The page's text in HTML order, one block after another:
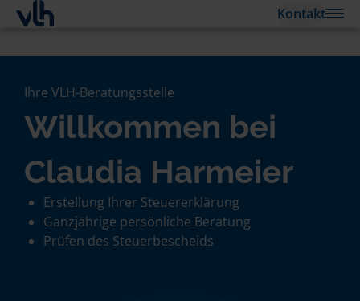
Kontakt
Ihre VLH-Beratungsstelle
Willkommen bei
Claudia Harmeier
Erstellung Ihrer Steuererklärung
Ganzjährige persönliche Beratung
Prüfen des Steuerbescheids